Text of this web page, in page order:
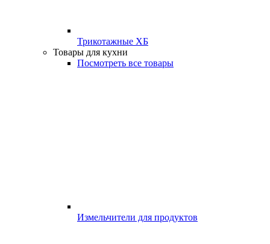
Трикотажные ХБ
Товары для кухни
Посмотреть все товары
Измельчители для продуктов